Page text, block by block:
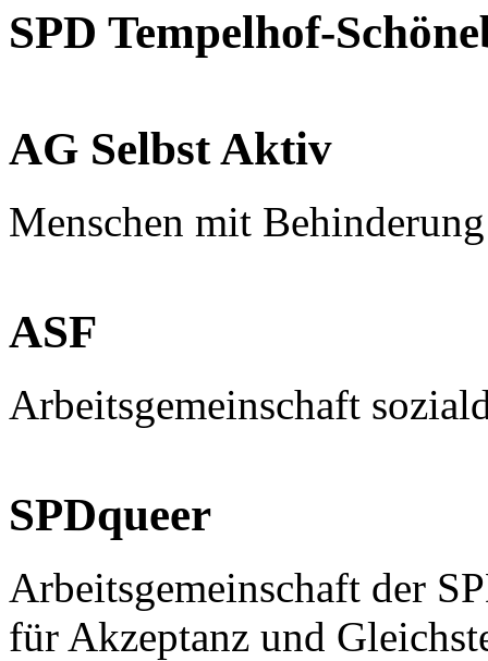
SPD Tempelhof-
AG Selbst Aktiv
Menschen mit
ASF
Arbeitsgemeinschaft
SPDqueer
Arbeitsgemeinschaft der
für Akzeptanz und